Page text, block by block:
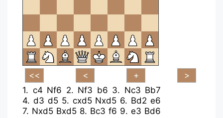
1. c4 Nf6 2. Nf3 b6 3. Nc3 Bb7
4. d3 d5 5. cxd5 Nxd5 6. Bd2 e6
7. Nxd5 Bxd5 8. Bc3 f6 9. e3 Bd6